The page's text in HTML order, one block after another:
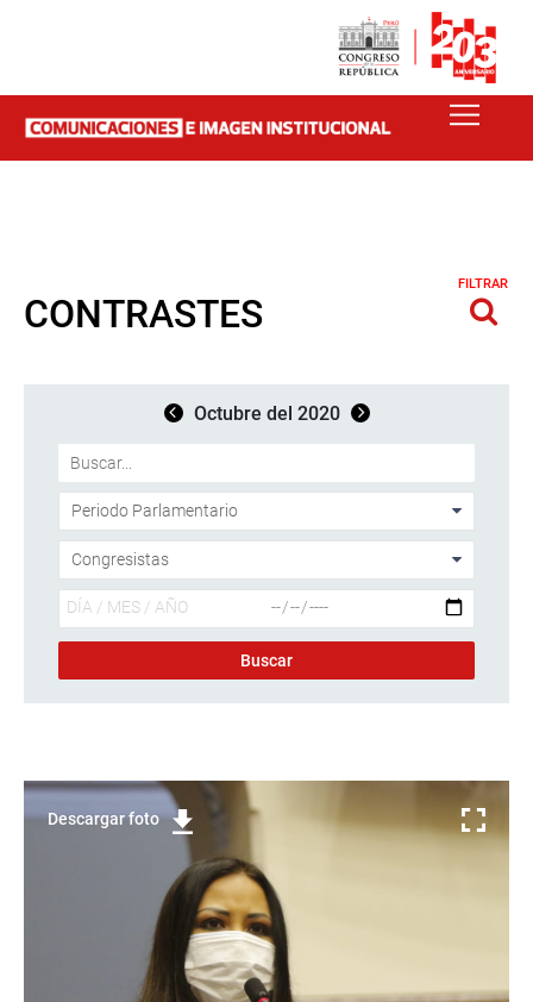
CONTRASTES
FILTRAR
Octubre del 2020
Descargar foto